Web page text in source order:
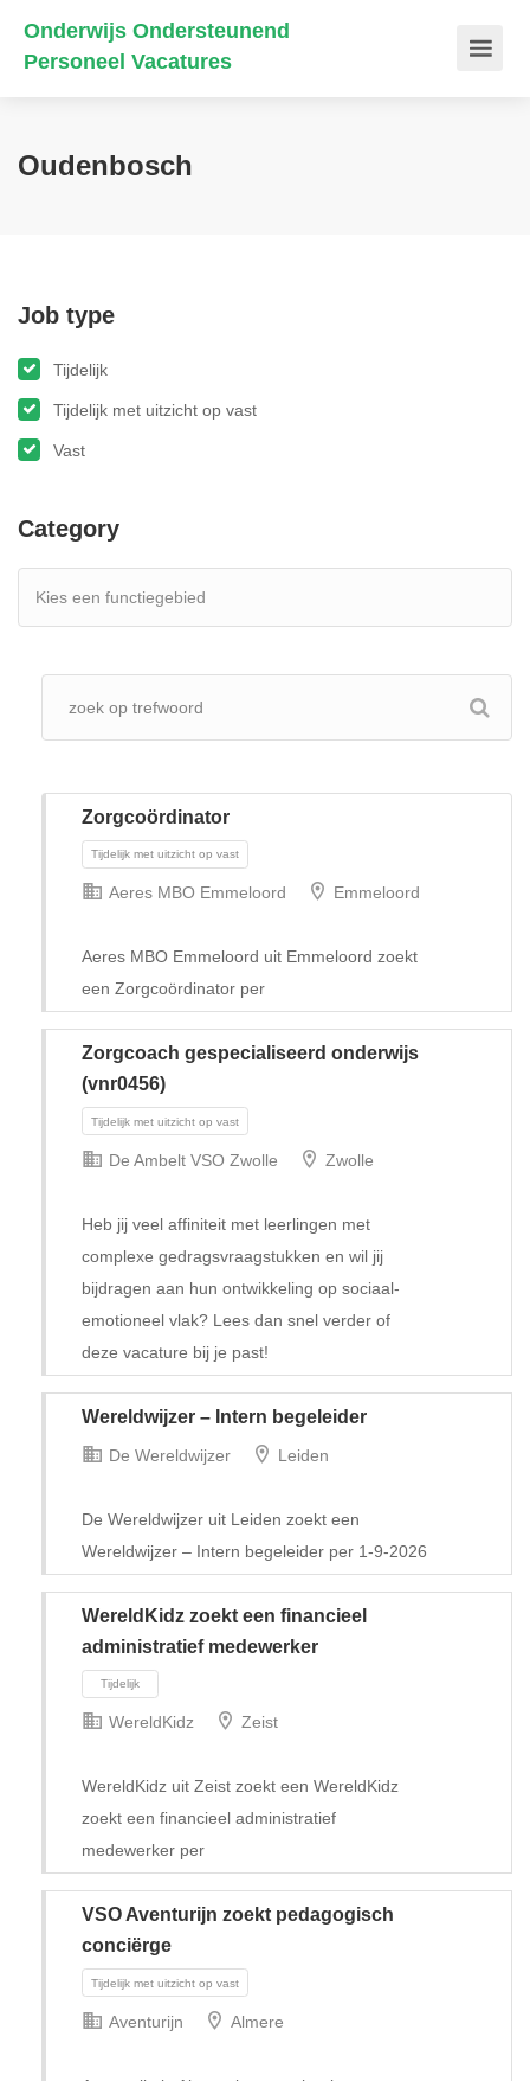
Onderwijs Ondersteunend
Personeel Vacatures
Oudenbosch
Job type
Tijdelijk
Tijdelijk met uitzicht op vast
Vast
Category
Zorgcoördinator
Aeres MBO Emmeloord Emmeloord
Aeres MBO Emmeloord uit Emmeloord zoekt
een Zorgcoördinator per
Zorgcoach gespecialiseerd onderwijs
(vnr0456)
Tijdelijk met uitzicht op vast
De Ambelt VSO Zwolle Zwolle
Heb jij veel affiniteit met leerlingen met
complexe gedragsvraagstukken en wil jij
bijdragen aan hun ontwikkeling op sociaal-
emotioneel vlak? Lees dan snel verder of
deze vacature bij je past!
Wereldwijzer – Intern begeleider
De Wereldwijzer Leiden
De Wereldwijzer uit Leiden zoekt een
Wereldwijzer – Intern begeleider per 1-9-2026
WereldKidz zoekt een financieel
administratief medewerker
Tijdelijk
WereldKidz Zeist
WereldKidz uit Zeist zoekt een WereldKidz
zoekt een financieel administratief
medewerker per
VSO Aventurijn zoekt pedagogisch
conciërge
Aventurijn Almere